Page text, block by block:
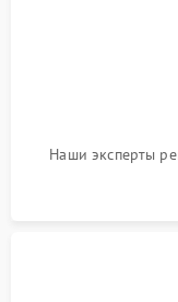
Наши эксперты